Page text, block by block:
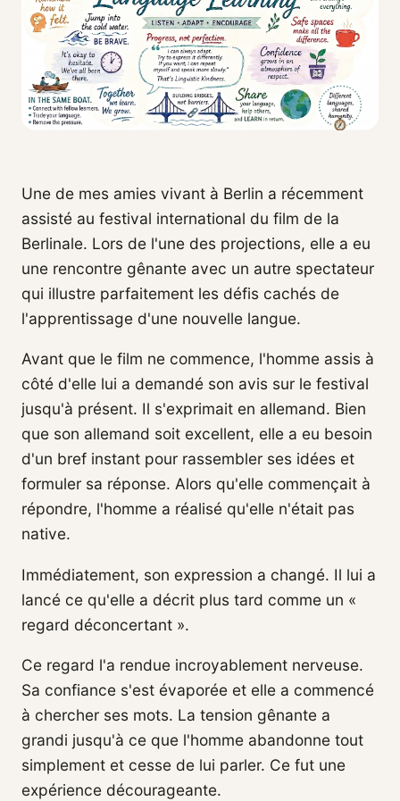
Une de mes amies vivant à Berlin a récemment
assisté au festival international du film de la
Berlinale. Lors de l'une des projections, elle a eu
une rencontre gênante avec un autre spectateur
qui illustre parfaitement les défis cachés de
l'apprentissage d'une nouvelle langue.
Avant que le film ne commence, l'homme assis à
côté d'elle lui a demandé son avis sur le festival
jusqu'à présent. Il s'exprimait en allemand. Bien
que son allemand soit excellent, elle a eu besoin
d'un bref instant pour rassembler ses idées et
formuler sa réponse. Alors qu'elle commençait à
répondre, l'homme a réalisé qu'elle n'était pas
native.
Immédiatement, son expression a changé. Il lui a
lancé ce qu'elle a décrit plus tard comme un «
regard déconcertant ».
Ce regard l'a rendue incroyablement nerveuse.
Sa confiance s'est évaporée et elle a commencé
à chercher ses mots. La tension gênante a
grandi jusqu'à ce que l'homme abandonne tout
simplement et cesse de lui parler. Ce fut une
expérience décourageante.